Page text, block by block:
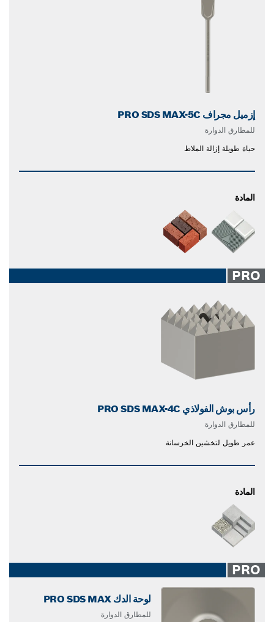
إزميل مجراف PRO SDS MAX-5C
للمطارق الدوارة
حياة طويلة إزالة الملاط
المادة
PRO
رأس بوش الفولاذي PRO SDS MAX-4C
للمطارق الدوارة
عمر طويل لتخشين الخرسانة
المادة
PRO
لوحة الدك PRO SDS MAX
للمطارق الدوارة